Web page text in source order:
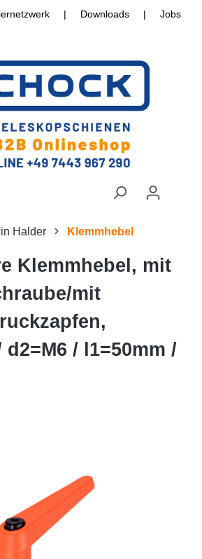
| Downloads | Jobs
Halder Klemmhebel
Klemmhebel, mit
mit
d2=M6 / l1=50mm /